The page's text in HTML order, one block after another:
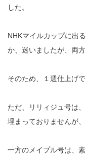
した。
NHKマイルカップに出
か、迷いましたが、両
そのため、１週仕上げ
ただ、リリィジュ号は
埋まっておりませんが
一方のメイプル号は、